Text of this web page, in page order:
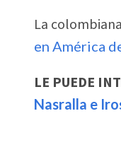
La
en América
LE PUEDE
Nasralla e